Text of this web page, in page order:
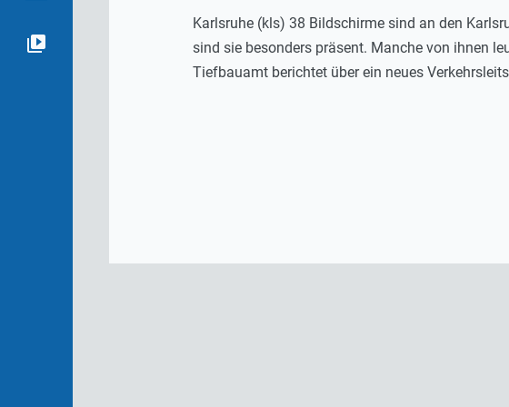
Karlsruhe (kls) 38 Bildschirme sind an den
sind sie besonders präsent. Manche von ihnen
Tiefbauamt berichtet über ein neues